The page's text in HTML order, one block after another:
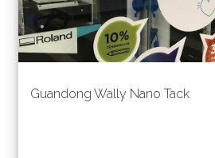
Guandong Wally Nano Tack